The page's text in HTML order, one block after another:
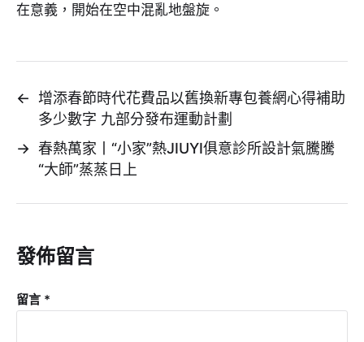
在意義，開始在空中混亂地盤旋。
← 增添春節時代花費品以舊換新專包養網心得補助
多少數字 九部分發布運動計劃
→ 春熱萬家丨“小家”熱JIUYI俱意診所設計氣騰騰
“大師”蒸蒸日上
發佈留言
留言 *